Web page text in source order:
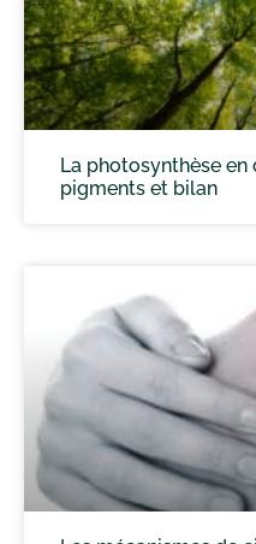
La photosynthèse
pigments et bilan